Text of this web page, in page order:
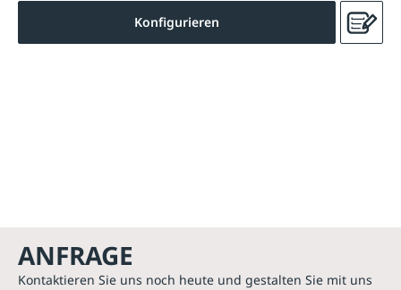
Konfigurieren
ANFRAGE
Kontaktieren Sie uns noch heute und gestalten Sie mit uns